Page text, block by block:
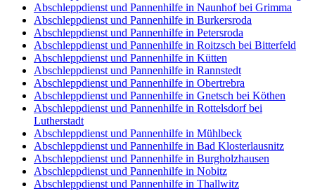
Abschleppdienst und Pannenhilfe in Naunhof bei Grimma
Abschleppdienst und Pannenhilfe in Burkersroda
Abschleppdienst und Pannenhilfe in Petersroda
Abschleppdienst und Pannenhilfe in Roitzsch bei Bitterfeld
Abschleppdienst und Pannenhilfe in Kütten
Abschleppdienst und Pannenhilfe in Rannstedt
Abschleppdienst und Pannenhilfe in Obertrebra
Abschleppdienst und Pannenhilfe in Gnetsch bei Köthen
Abschleppdienst und Pannenhilfe in Rottelsdorf bei
Lutherstadt
Abschleppdienst und Pannenhilfe in Mühlbeck
Abschleppdienst und Pannenhilfe in Bad Klosterlausnitz
Abschleppdienst und Pannenhilfe in Burgholzhausen
Abschleppdienst und Pannenhilfe in Nobitz
Abschleppdienst und Pannenhilfe in Thallwitz